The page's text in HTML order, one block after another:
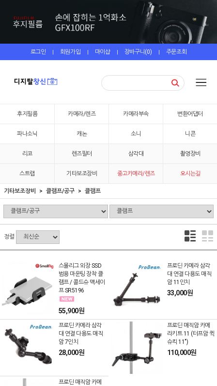
로그인 | 회원가입 | 마이샵 | 장바구니(0) | 주문조회
후지필름 카메라/렌즈 카메라부속 변환어댑터
파나소닉 캐논 소니 니콘
리코 렌즈필터 삼각대 촬영장비
스트랩 기타보조장비 중고카메라/렌즈 오시는길
기타보조장비 클램프/공구 클램프
정렬
스몰리그 외장 SSD
범용 마운팅 장착 클
램프 / 콜드슈 맥세이
프 SR5196
55,900원
프로딘 카메라 삼각
대 연결 다용도 매직
암 11인치
33,000원
프로딘 카메라 삼각
대 연결 다용도 매직
암 7인치
28,000원
프로딘 매직암 카메
라키트 11 (터프암 퀵
슈킥 11")
110,000원
프로딘 매직암 카메